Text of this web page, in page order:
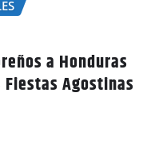
a Honduras
Agostinas